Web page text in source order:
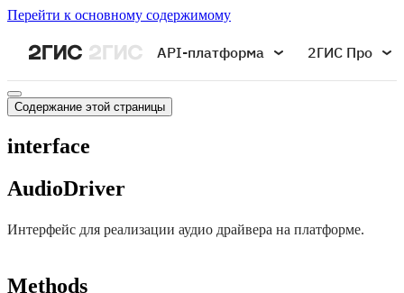
Перейти к основному содержимому
API-платформа 2ГИС Про
Содержание этой страницы
interface
AudioDriver
Интерфейс для реализации аудио драйвера на платформе.
Methods